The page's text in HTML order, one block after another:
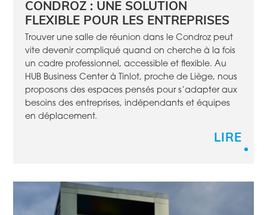
CONDROZ : UNE SOLUTION
FLEXIBLE POUR LES ENTREPRISES
Trouver une salle de réunion dans le Condroz peut
vite devenir compliqué quand on cherche à la fois
un cadre professionnel, accessible et flexible. Au
HUB Business Center à Tinlot, proche de Liège, nous
proposons des espaces pensés pour s’adapter aux
besoins des entreprises, indépendants et équipes
en déplacement.
LIRE